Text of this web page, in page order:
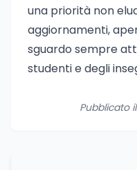
una priorità non
aggiornamenti,
sguardo sempre
studenti e degli
Pubblicato